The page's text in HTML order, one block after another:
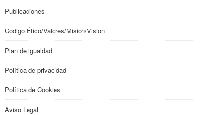
Publicaciones
Código Ético/Valores/Misión/Visión
Plan de igualdad
Política de privacidad
Política de Cookies
Aviso Legal